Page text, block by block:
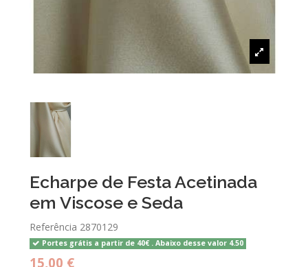
Echarpe de Festa Acetinada
em Viscose e Seda
Referência 2870129
Portes grátis a partir de 40€ . Abaixo desse valor 4.50
15,00 €